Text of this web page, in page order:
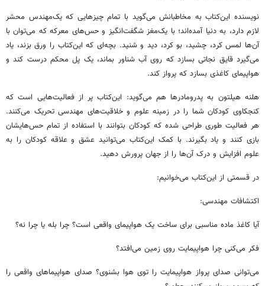
نویسنده این‌کتاب به مخاطبانش می‌گوید با تمام چیزهایی که یک‌مهندس محشر
لازم دارد، به دنیا آمده‌اند؛ با یک‌مغز شگفت‌انگیز و حس‌های معرکه که می‌توان با
آن‌ها لمس کرد، چشید، بو کرد، دید و شنید. بچه‌ای که این‌کتاب را ورق بزند، یاد
می‌گیرد قایق نجاتی بسازد که روی آب شناور بماند، یک پل محکم درست کند و
هواپیمای کاغذی بسازد که پرواز کند.
هلنه هیلتون به پدرومادرها هم می‌گوید: این‌کتاب پر از فعالیت‌هایی است که
کنجکاوی کودکان شما را در زمینه علوم و خلاقیت‌های مهندسی تحریک می‌کنند.
هر فعالیت طوری طراحی شده که کودکان بتوانند با استفاده از تمام حس‌هایشان
بازی کنند و یاد بگیرند. با کمک این‌کتاب می‌توانید عشق و علاقه کودکان را به
علوم افزایش و درک آن‌ها را از جهان پرورش دهید.
در قسمتی از این‌کتاب می‌خوانیم:
اکتشافات مهندسی:
آیا کاغذ ماده مناسبی برای ساخت یک هواپیمای واقعی است؟ چرا بله یا چرا نه؟
فکر می‌کنی چرا هواپیمایت روی زمین می‌افتد؟
می‌توانی صدای پرواز هواپیمایت را توی هوا بشنوی؟ صدای هواپیماهای واقعی را